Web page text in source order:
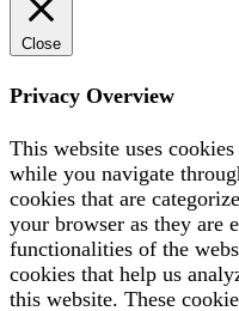
Close
Privacy Overview
This website uses
while you navigate
cookies that are
your browser as they are
functionalities of the
cookies that help us
this website. These